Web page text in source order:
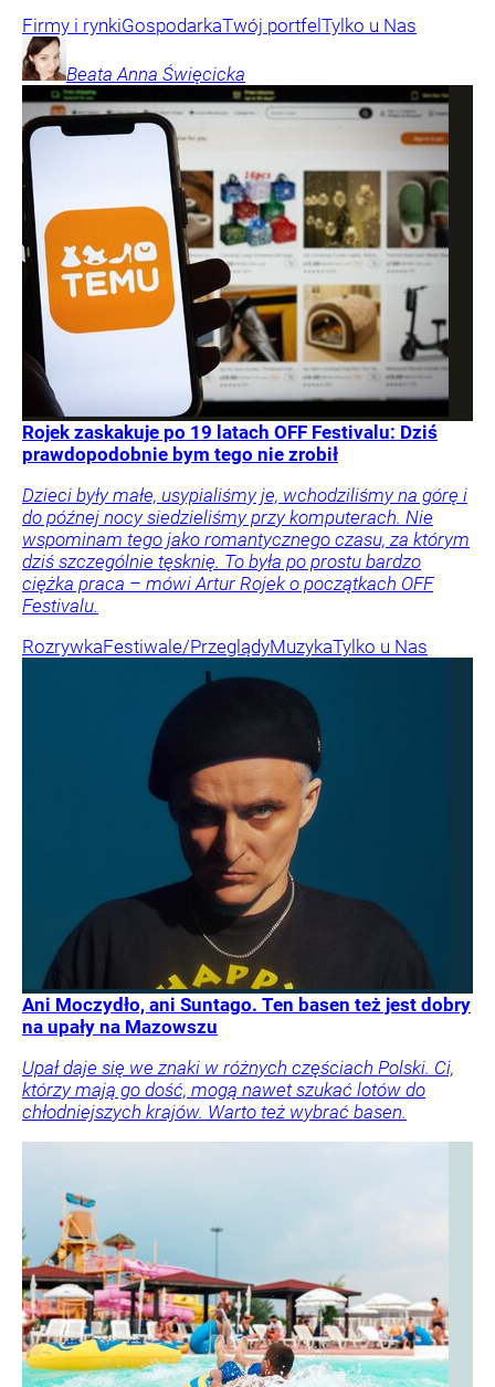
Firmy i rynkiGospodarkaTwój portfelTylko u Nas
Beata Anna Święcicka
Rojek zaskakuje po 19 latach OFF Festivalu: Dziś
prawdopodobnie bym tego nie zrobił
Dzieci były małe, usypialiśmy je, wchodziliśmy na górę i
do późnej nocy siedzieliśmy przy komputerach. Nie
wspominam tego jako romantycznego czasu, za którym
dziś szczególnie tęsknię. To była po prostu bardzo
ciężka praca – mówi Artur Rojek o początkach OFF
Festivalu.
RozrywkaFestiwale/PrzeglądyMuzykaTylko u Nas
Ani Moczydło, ani Suntago. Ten basen też jest dobry
na upały na Mazowszu
Upał daje się we znaki w różnych częściach Polski. Ci,
którzy mają go dość, mogą nawet szukać lotów do
chłodniejszych krajów. Warto też wybrać basen.